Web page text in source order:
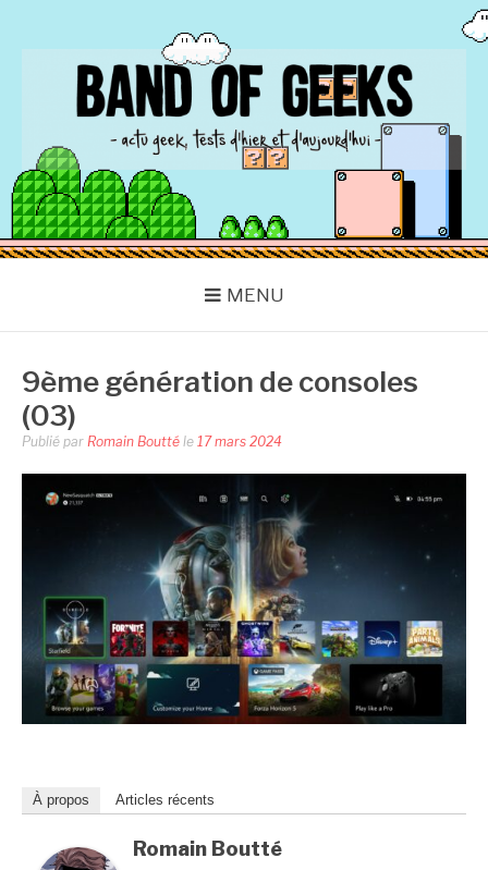
BAND OF GEEKS
Actu Geek d'hier et d'aujourd'hui
MENU
9ème génération de consoles
(03)
Publié par Romain Boutté le 17 mars 2024
À propos Articles récents
Romain Boutté